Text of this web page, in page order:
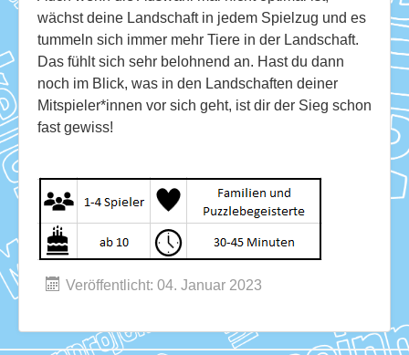
wächst deine Landschaft in jedem Spielzug und es
tummeln sich immer mehr Tiere in der Landschaft.
Das fühlt sich sehr belohnend an. Hast du dann
noch im Blick, was in den Landschaften deiner
Mitspieler*innen vor sich geht, ist dir der Sieg schon
fast gewiss!
Veröffentlicht: 04. Januar 2023